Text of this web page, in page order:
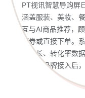
PT视讯智慧导购屏
涵盖服装、美妆、
互与AI商品推荐，
领券或直接下单。
留时长、转化率数
锁美妆品牌接入后